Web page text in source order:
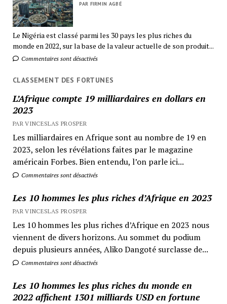
PAR FIRMIN AGBÉ
Le Nigéria est classé parmi les 30 pays les plus riches du
monde en 2022, sur la base de la valeur actuelle de son produit...
Commentaires sont désactivés
CLASSEMENT DES FORTUNES
L’Afrique compte 19 milliardaires en dollars en
2023
PAR VINCESLAS PROSPER
Les milliardaires en Afrique sont au nombre de 19 en
2023, selon les révélations faites par le magazine
américain Forbes. Bien entendu, l’on parle ici...
Commentaires sont désactivés
Les 10 hommes les plus riches d’Afrique en 2023
PAR VINCESLAS PROSPER
Les 10 hommes les plus riches d’Afrique en 2023 nous
viennent de divers horizons. Au sommet du podium
depuis plusieurs années, Aliko Dangoté surclasse de...
Commentaires sont désactivés
Les 10 hommes les plus riches du monde en
2022 affichent 1301 milliards USD en fortune